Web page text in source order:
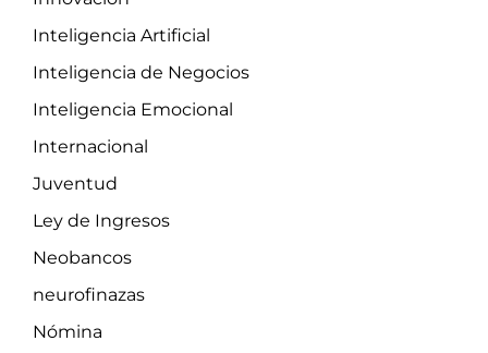
Inteligencia Artificial
Inteligencia de Negocios
Inteligencia Emocional
Internacional
Juventud
Ley de Ingresos
Neobancos
neurofinazas
Nómina